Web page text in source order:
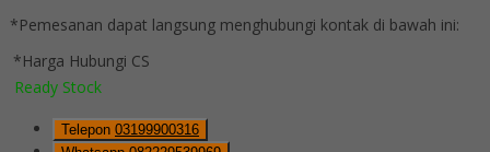
*Pemesanan dapat langsung menghubungi kontak di bawah ini:
*Harga Hubungi CS
Ready Stock
Telepon 03199900316